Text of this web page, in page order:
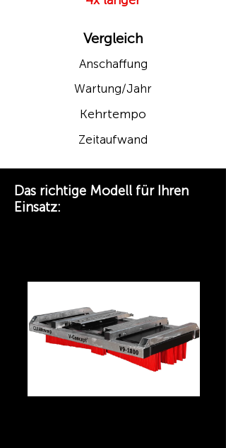
Vergleich
Anschaffung
Wartung/Jahr
Kehrtempo
Zeitaufwand
Das richtige Modell für Ihren
Einsatz: